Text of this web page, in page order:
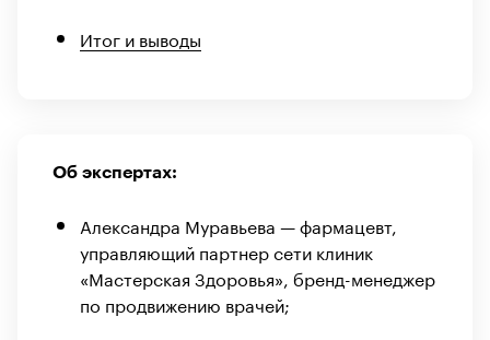
Итог и выводы
Об экспертах:
Александра Муравьева — фармацевт,
управляющий партнер сети клиник
«Мастерская Здоровья», бренд-менеджер
по продвижению врачей;